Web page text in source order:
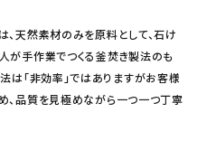
天然素材のみを原料として、石け
が手作業でつくる釜焚き製法のも
は「非効率」ではありますがお客様
、品質を見極めながら一つ一つ丁寧